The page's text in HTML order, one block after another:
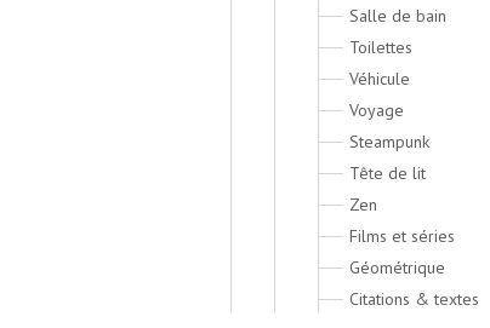
Salle de bain
Toilettes
Véhicule
Voyage
Steampunk
Tête de lit
Zen
Films et séries
Géométrique
Citations & textes